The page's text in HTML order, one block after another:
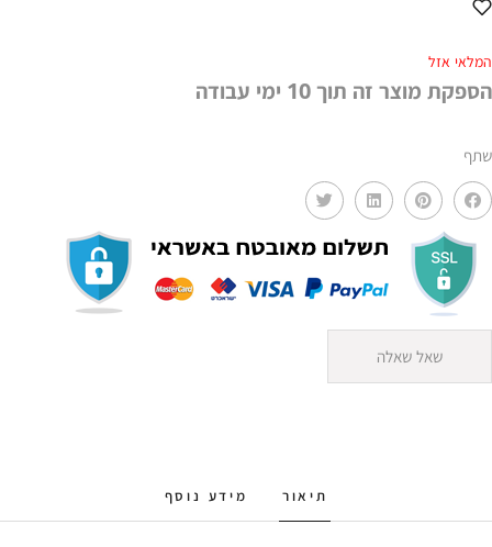
המלאי אזל
הספקת מוצר זה תוך 10 ימי עבודה
שתף
שאל שאלה
תיאור מידע נוסף